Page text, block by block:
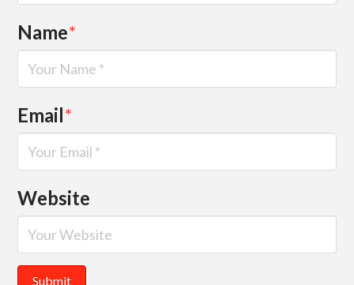
Name*
Email*
Website